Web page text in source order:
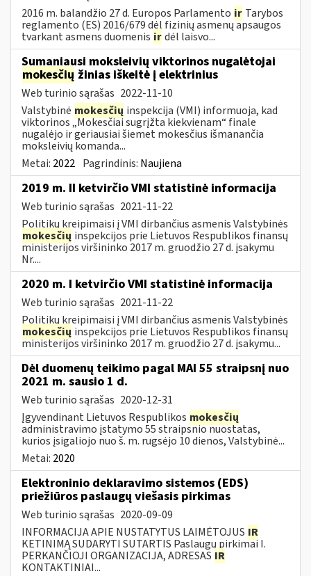
2016 m. balandžio 27 d. Europos Parlamento ir Tarybos
reglamento (ES) 2016/679 dėl fizinių asmenų apsaugos
tvarkant asmens duomenis irdėl laisvo...
Sumaniausi moksleivių viktorinos nugalėtojai
mokesčių žinias iškeitė į elektrinius
Web turinio sąrašas 2022-11-10
Valstybinė mokesčių inspekcija (VMI) informuoja, kad
viktorinos „Mokesčiai sugrįžta kiekvienam“ finale
nugalėjo ir geriausiai šiemet mokesčius išmanančia
moksleivių komanda...
Metai: 2022 Pagrindinis: Naujiena
2019 m. II ketvirčio VMI statistinė informacija
Web turinio sąrašas 2021-11-22
Politikų kreipimaisi į VMI dirbančius asmenis Valstybinės
mokesčių inspekcijos prie Lietuvos Respublikos finansų
ministerijos viršininko 2017 m. gruodžio 27 d. įsakymu
Nr....
2020 m. I ketvirčio VMI statistinė informacija
Web turinio sąrašas 2021-11-22
Politikų kreipimaisi į VMI dirbančius asmenis Valstybinės
mokesčių inspekcijos prie Lietuvos Respublikos finansų
ministerijos viršininko 2017 m. gruodžio 27 d. įsakymu...
Dėl duomenų teikimo pagal MAI 55 straipsnį nuo
2021 m. sausio 1 d.
Web turinio sąrašas 2020-12-31
Įgyvendinant Lietuvos Respublikos mokesčių
administravimo įstatymo 55 straipsnio nuostatas,
kurios įsigaliojo nuo š. m. rugsėjo 10 dienos, Valstybinė...
Metai: 2020
Elektroninio deklaravimo sistemos (EDS)
priežiūros paslaugų viešasis pirkimas
Web turinio sąrašas 2020-09-09
INFORMACIJA APIE NUSTATYTUS LAIMĖTOJUS IR
KETINIMĄ SUDARYTI SUTARTIS Paslaugų pirkimai I.
PERKANČIOJI ORGANIZACIJA, ADRESAS IR
KONTAKTINIAI...